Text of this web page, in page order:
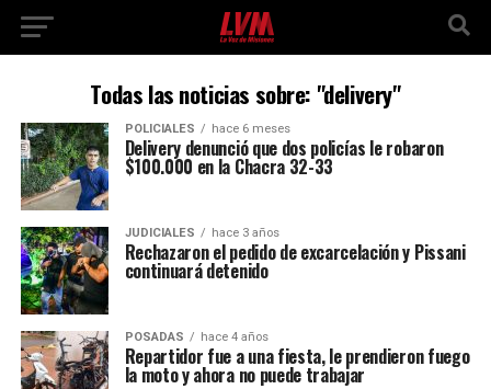
Todas las noticias sobre: "delivery"
POLICIALES hace 6 meses
Delivery denunció que dos policías le robaron
$100.000 en la Chacra 32-33
JUDICIALES hace 3 años
Rechazaron el pedido de excarcelación y Pissani
continuará detenido
POSADAS hace 4 años
Repartidor fue a una fiesta, le prendieron fuego
la moto y ahora no puede trabajar